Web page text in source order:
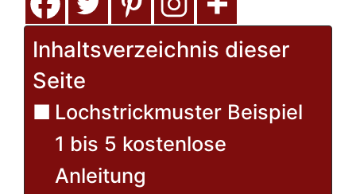
Inhaltsverzeichnis dieser
Seite
Lochstrickmuster Beispiel
1 bis 5 kostenlose
Anleitung